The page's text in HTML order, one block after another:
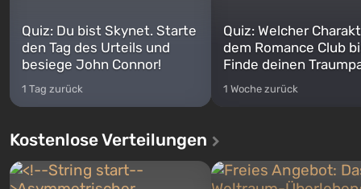
Quiz: Du bist Skynet. Starte
den Tag des Urteils und
besiege John Connor!
1 Tag zurück
Quiz: Welcher
dem Romance Club
Finde deinen
1 Woche zurück
Kostenlose Verteilungen